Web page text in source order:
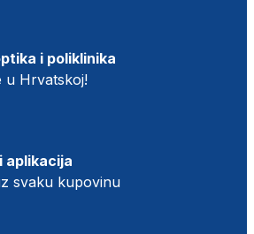
i poliklinika
u Hrvatskoj!
aplikacija
svaku kupovinu